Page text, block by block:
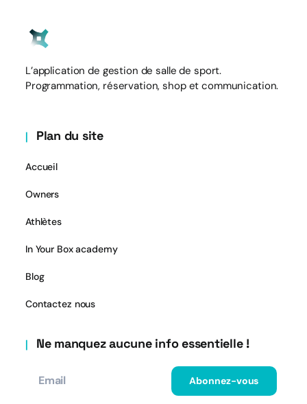
L’application de gestion de salle de sport.
Programmation, réservation, shop et communication.
Plan du site
Accueil
Owners
Athlètes
In Your Box academy
Blog
Contactez nous
Ne manquez aucune info essentielle !